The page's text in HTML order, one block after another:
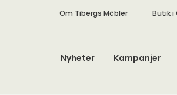
Om Tibergs Möbler Butik i
Nyheter Kampanjer